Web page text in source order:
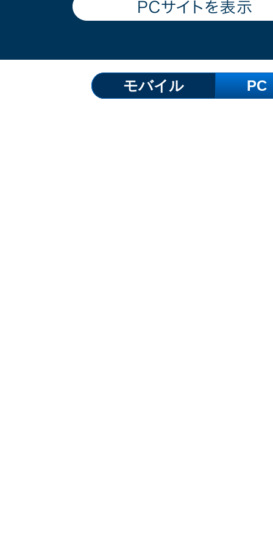
モバイル PC